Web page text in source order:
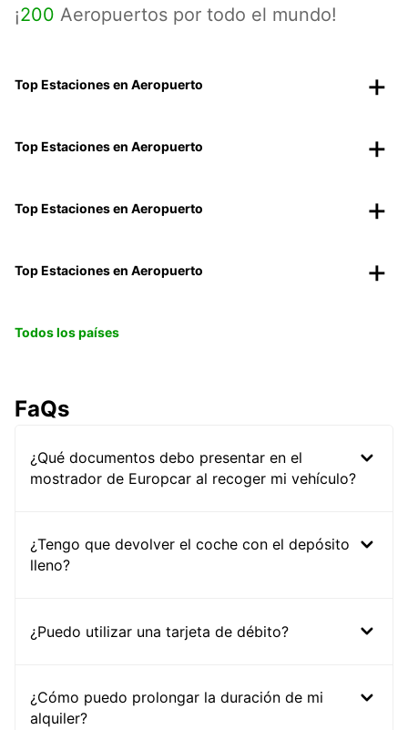
¡200 Aeropuertos por todo el mundo!
Top Estaciones en Aeropuerto
Top Estaciones en Aeropuerto
Top Estaciones en Aeropuerto
Top Estaciones en Aeropuerto
Todos los países
FaQs
¿Qué documentos debo presentar en el
mostrador de Europcar al recoger mi vehículo?
¿Tengo que devolver el coche con el depósito
lleno?
¿Puedo utilizar una tarjeta de débito?
¿Cómo puedo prolongar la duración de mi
alquiler?